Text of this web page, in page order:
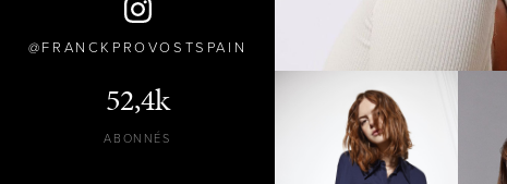
FRANCKPROVOSTSPAIN
52,4k
ABONNÉS